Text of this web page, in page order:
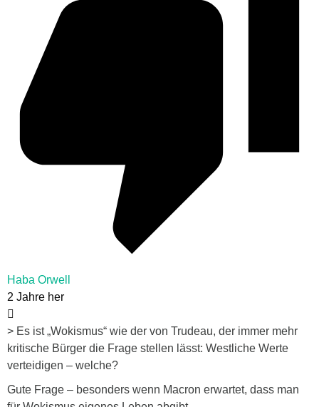
Haba Orwell
2 Jahre her
> Es ist „Wokismus“ wie der von Trudeau, der immer mehr
kritische Bürger die Frage stellen lässt: Westliche Werte
verteidigen – welche?
Gute Frage – besonders wenn Macron erwartet, dass man